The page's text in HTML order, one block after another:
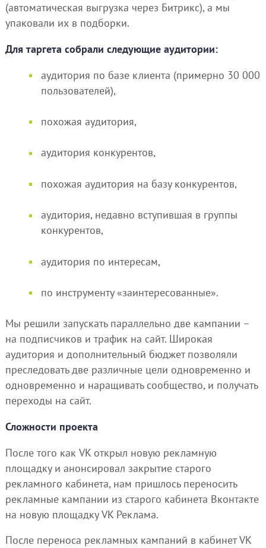
(автоматическая выгрузка через Битрикс), а мы
упаковали их в подборки.
Для таргета собрали следующие аудитории:
аудитория по базе клиента (примерно 30 000
пользователей),
похожая аудитория,
аудитория конкурентов,
похожая аудитория на базу конкурентов,
аудитория, недавно вступившая в группы
конкурентов,
аудитория по интересам,
по инструменту «заинтересованные».
Мы решили запускать параллельно две кампании –
на подписчиков и трафик на сайт. Широкая
аудитория и дополнительный бюджет позволяли
преследовать две различные цели одновременно и
одновременно и наращивать сообщество, и получать
переходы на сайт.
Сложности проекта
После того как VK открыл новую рекламную
площадку и анонсировал закрытие старого
рекламного кабинета, нам пришлось переносить
рекламные кампании из старого кабинета Вконтакте
на новую площадку VK Реклама.
После переноса рекламных кампаний в кабинет VK